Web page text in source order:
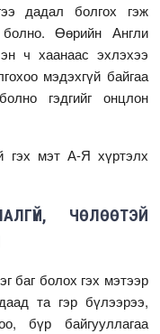
дадал болгох гэж
Өөрийн Англи
ч хаанаас эхлэхээ
мэдэхгүй байгаа
гэдгийг онцлон
гэх мэт А-Я хүртэлх
ЧӨЛӨӨТЭЙ
баг болох гэх мэтээр
та гэр бүлээрээ,
бүр байгууллагаа